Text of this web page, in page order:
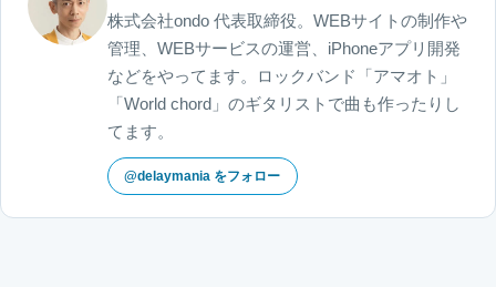
株式会社ondo 代表取締役。WEBサイトの制作や
管理、WEBサービスの運営、iPhoneアプリ開発
などをやってます。ロックバンド「アマオト」
「World chord」のギタリストで曲も作ったりし
てます。
@delaymania をフォロー